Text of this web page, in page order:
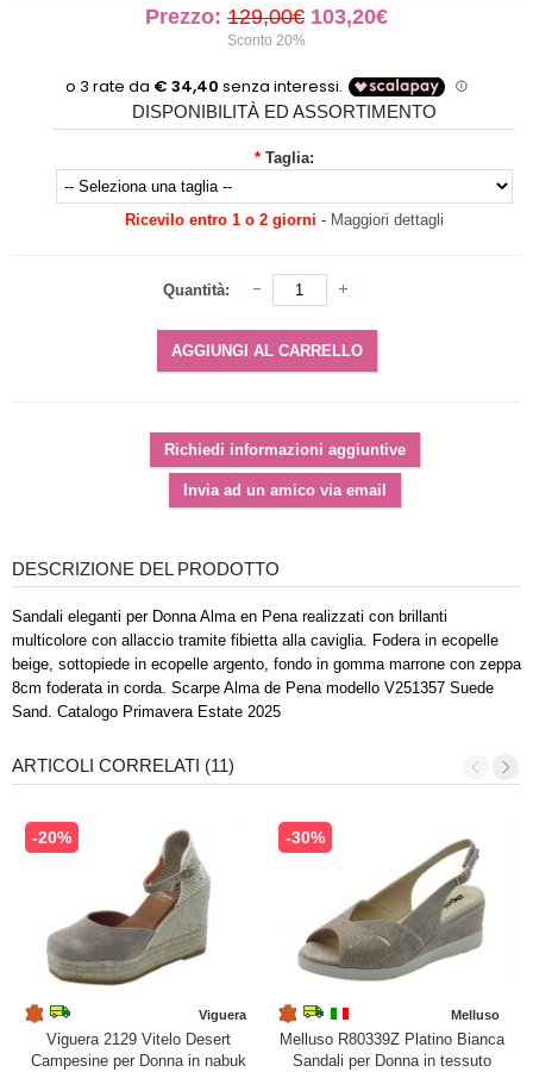
Prezzo: 129,00€ 103,20€
Sconto 20%
DISPONIBILITÀ ED ASSORTIMENTO
* Taglia:
Ricevilo entro 1 o 2 giorni - Maggiori dettagli
Quantità:
DESCRIZIONE DEL PRODOTTO
Sandali eleganti per Donna Alma en Pena realizzati con brillanti
multicolore con allaccio tramite fibietta alla caviglia. Fodera in ecopelle
beige, sottopiede in ecopelle argento, fondo in gomma marrone con zeppa
8cm foderata in corda. Scarpe Alma de Pena modello V251357 Suede
Sand. Catalogo Primavera Estate 2025
ARTICOLI CORRELATI (11)
-20%
Viguera
Viguera 2129 Vitelo Desert
Campesine per Donna in nabuk
-30%
Melluso
Melluso R80339Z Platino Bianca
Sandali per Donna in tessuto